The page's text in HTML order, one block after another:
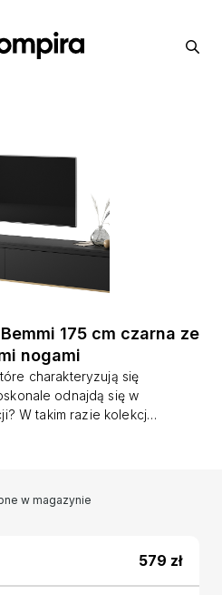
175 cm czarna ze
nogami
charakteryzują się
odnajdą się w
W takim razie kolekcja
Połączenie czerni
doskonale odnajdzie
z nutką glamour.
dwie pojemne szafki,
pomieszczą
w magazynie
579 zł